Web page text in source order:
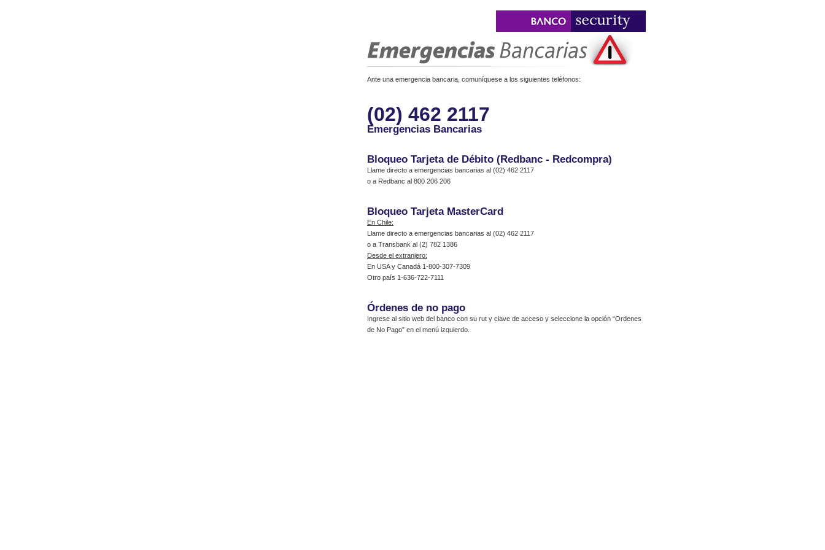
Ante una emergencia bancaria, comuníquese a los siguientes teléfonos:
(02) 462 2117
Emergencias Bancarias
Bloqueo Tarjeta de Débito (Redbanc - Redcompra)
Llame directo a emergencias bancarias al (02) 462 2117
o a Redbanc al 800 206 206
Bloqueo Tarjeta MasterCard
En Chile:
Llame directo a emergencias bancarias al (02) 462 2117
o a Transbank al (2) 782 1386
Desde el extranjero:
En USA y Canadá 1-800-307-7309
Otro país 1-636-722-7111
Órdenes de no pago
Ingrese al sitio web del banco con su rut y clave de acceso y seleccione la opción “Ordenes
de No Pago” en el menú izquierdo.